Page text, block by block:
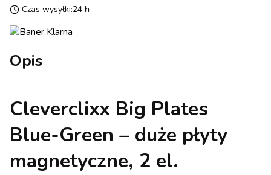
Czas wysyłki:24 h
Opis
Cleverclixx Big Plates
Blue-Green – duże płyty
magnetyczne, 2 el.